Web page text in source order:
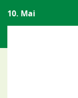
10. Mai